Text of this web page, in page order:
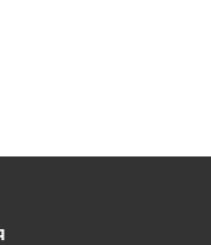
никель в сплавах).